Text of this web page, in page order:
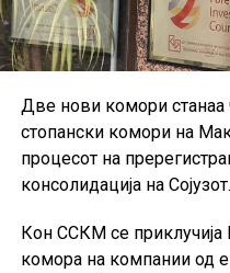
Две нови комори станаа
стопански комори на
процесот на
консолидација на Сојузот.
Кон ССКМ се
комора на компании од